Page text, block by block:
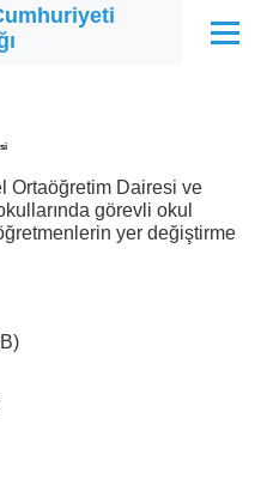
Menü
Ortaöğretim Dairesi ve
görevli okul
yer değiştirme